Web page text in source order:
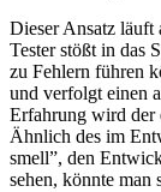
Dieser Ansatz läuft
Tester stößt in das
zu Fehlern führen
und verfolgt einen
Erfahrung wird der
Ähnlich des im
smell”, den
sehen, könnte man